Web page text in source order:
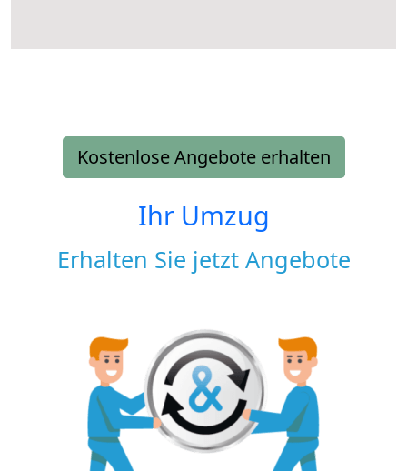
Kostenlose Angebote erhalten
Ihr Umzug
Erhalten Sie jetzt Angebote